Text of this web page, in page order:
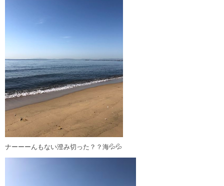
ナーーーんもない澄み切った？？海💦💦